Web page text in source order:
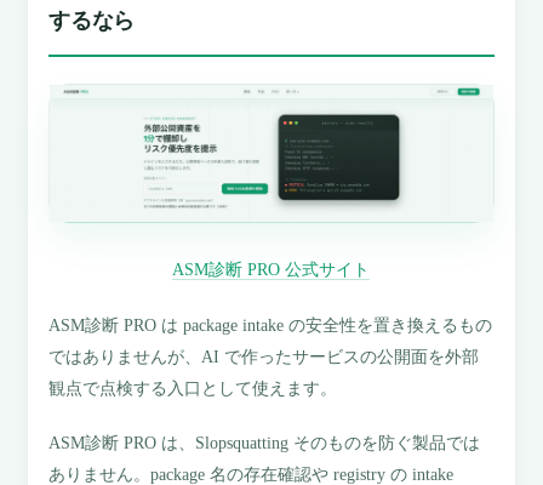
するなら
ASM診断 PRO 公式サイト
ASM診断 PRO は package intake の安全性を置き換えるもの
ではありませんが、AI で作ったサービスの公開面を外部
観点で点検する入口として使えます。
ASM診断 PRO は、Slopsquatting そのものを防ぐ製品では
ありません。package 名の存在確認や registry の intake